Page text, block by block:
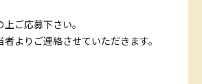
ご応募下さい。
よりご連絡させていただきます。